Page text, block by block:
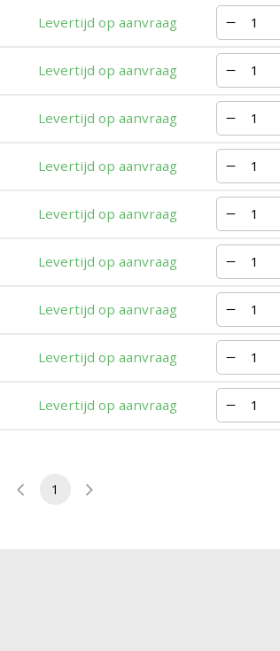
Levertijd op aanvraag
Levertijd op aanvraag
Levertijd op aanvraag
Levertijd op aanvraag
Levertijd op aanvraag
Levertijd op aanvraag
Levertijd op aanvraag
Levertijd op aanvraag
Levertijd op aanvraag
1